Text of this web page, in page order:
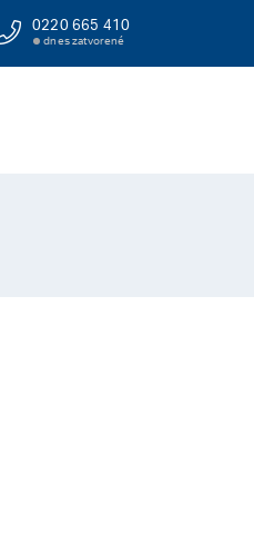
0220 665 410
dnes zatvorené